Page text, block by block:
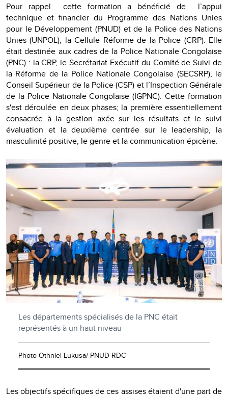
Pour rappel cette formation a bénéficié de l’appui
technique et financier du Programme des Nations Unies
pour le Développement (PNUD) et de la Police des Nations
Unies (UNPOL), la Cellule Réforme de la Police (CRP). Elle
était destinée aux cadres de la Police Nationale Congolaise
(PNC) : la CRP, le Secrétariat Exécutif du Comité de Suivi de
la Réforme de la Police Nationale Congolaise (SECSRP), le
Conseil Supérieur de la Police (CSP) et l’Inspection Générale
de la Police Nationale Congolaise (IGPNC). Cette formation
s'est déroulée en deux phases; la première essentiellement
consacrée à la gestion axée sur les résultats et le suivi
évaluation et la deuxième centrée sur le leadership, la
masculinité positive, le genre et la communication épicène.
Les départements spécialisés de la PNC était
représentés à un haut niveau
Photo-Othniel Lukusa/ PNUD-RDC
Les objectifs spécifiques de ces assises étaient d'une part de